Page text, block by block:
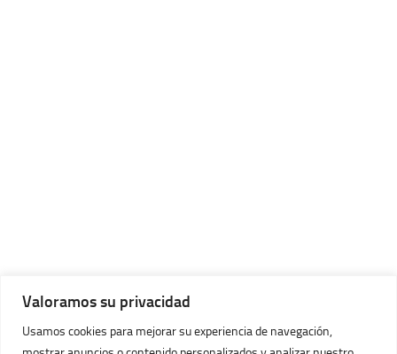
Valoramos su privacidad
Usamos cookies para mejorar su experiencia de navegación,